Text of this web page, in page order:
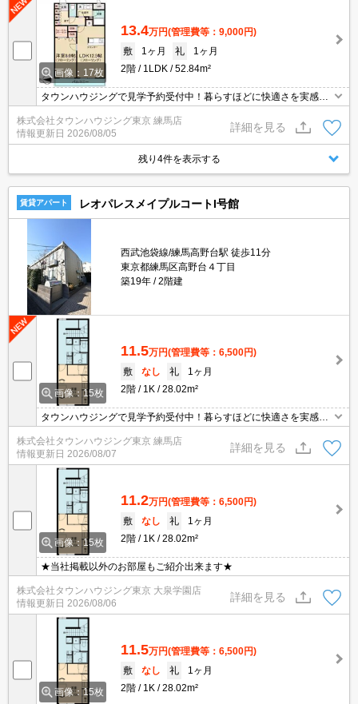
画像：17枚
13.4万円(管理費等：9,000円)
敷
1ヶ月 礼
1ヶ月
2階
1LDK 52.84m²
タウンハウジングで見学予約受付中！暮らすほどに快適さを実感で
きる設備仕様！駅前商業施設の多さ！日常の買い物に便利！
株式会社タウンハウジング東京 練馬店
情報更新日 2026/08/05
詳細を見る
残り4件を表示する
賃貸アパート レオパレスメイプルコートI号館
西武池袋線/練馬高野台駅 徒歩11分
東京都練馬区高野台４丁目
築19年
2階建
画像：15枚
11.5万円(管理費等：6,500円)
敷
なし 礼
1ヶ月
2階
1K 28.02m²
タウンハウジングで見学予約受付中！暮らすほどに快適さを実感で
きる設備仕様！駅前商業施設の多さ！日常の買い物に便利！
株式会社タウンハウジング東京 練馬店
情報更新日 2026/08/07
詳細を見る
画像：15枚
11.2万円(管理費等：6,500円)
敷
なし 礼
1ヶ月
2階
1K 28.02m²
★当社掲載以外のお部屋もご紹介出来ます★
株式会社タウンハウジング東京 大泉学園店
情報更新日 2026/08/06
詳細を見る
画像：15枚
11.5万円(管理費等：6,500円)
敷
なし 礼
1ヶ月
2階
1K 28.02m²